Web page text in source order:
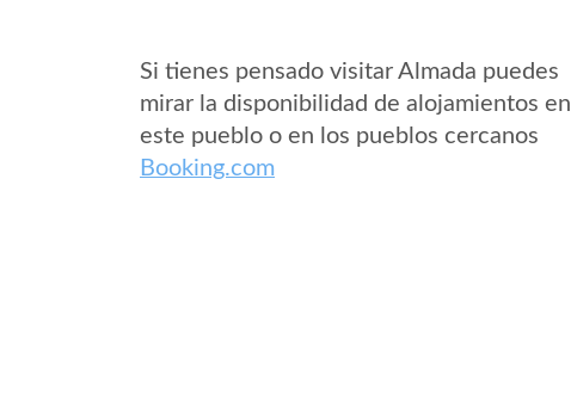
Si tienes pensado visitar Almada puedes
mirar la disponibilidad de alojamientos en
este pueblo o en los pueblos cercanos
Booking.com